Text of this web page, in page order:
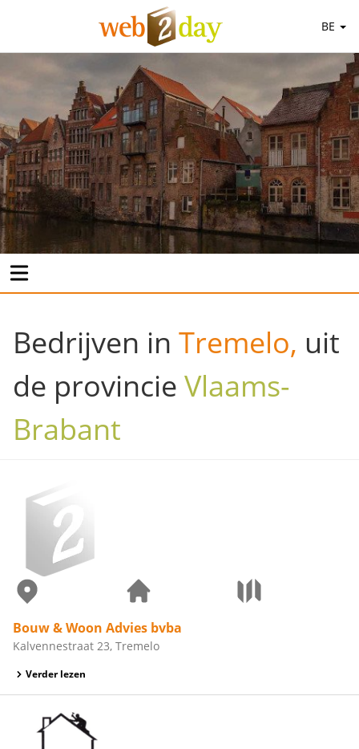
BE
Bedrijven in Tremelo, uit
de provincie Vlaams-
Brabant
Bouw & Woon Advies bvba
Kalvennestraat 23, Tremelo
Verder lezen